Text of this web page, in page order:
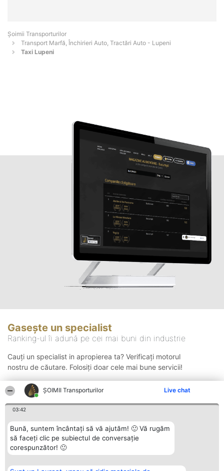
ȘOIMII Transporturilor Live chat
03:42
Bună, suntem încântați să vă ajutăm! 🙂 Vă rugăm
să faceți clic pe subiectul de conversație
corespunzător! 🙂
Șoimii Transporturilor
Transport Marfă, Închirieri Auto, Tractări Auto - Lupeni
Taxi Lupeni
Gasește un specialist
Ranking-ul îi adună pe cei mai buni din industrie
Cauți un specialist in apropierea ta? Verificați motorul
nostru de căutare. Folosiți doar cele mai bune servicii!